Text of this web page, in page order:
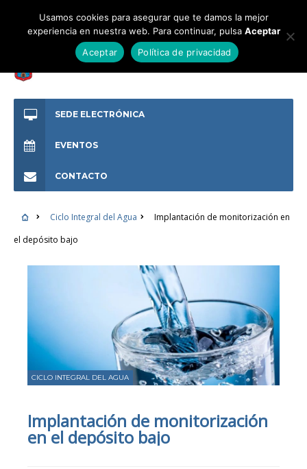
SEDE ELECTRÓNICA
EVENTOS
CONTACTO
Ciclo Integral del Agua
Implantación de monitorización en
el depósito bajo
CICLO INTEGRAL DEL AGUA
Implantación de monitorización
en el depósito bajo
Usamos cookies para asegurar que te damos la mejor
experiencia en nuestra web. Para continuar, pulsa Aceptar
Aceptar
Política de privacidad